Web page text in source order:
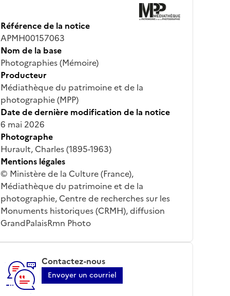
Référence de la notice
APMH00157063
Nom de la base
Photographies (Mémoire)
Producteur
Médiathèque du patrimoine et de la
photographie (MPP)
Date de dernière modification de la notice
6 mai 2026
Photographe
Hurault, Charles (1895-1963)
Mentions légales
© Ministère de la Culture (France),
Médiathèque du patrimoine et de la
photographie, Centre de recherches sur les
Monuments historiques (CRMH), diffusion
GrandPalaisRmn Photo
Contactez-nous
Envoyer un courriel